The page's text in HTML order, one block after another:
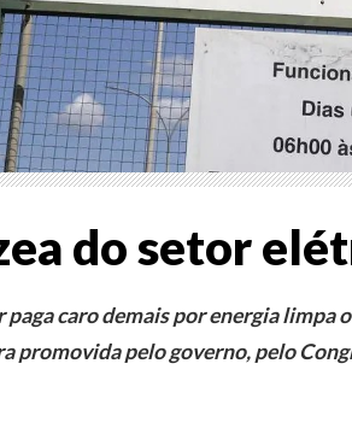
do setor
caro demais por energia limpa
promovida pelo governo, pelo